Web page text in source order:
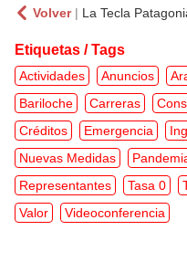
Volver| La Tecla
Etiquetas / Tags
Actividades Anuncios
Bariloche
Carreras
Créditos
Emergencia
Nuevas Medidas
Representantes
Tasa 0
Valor
Videoconferencia